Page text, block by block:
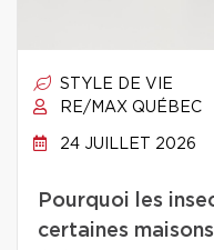
STYLE DE VIE
RE/MAX QUÉBEC
24 JUILLET 2026
Pourquoi les
certaines